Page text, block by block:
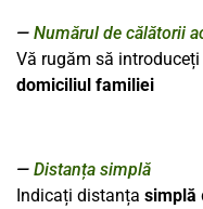
Numărul de călătorii
Vă rugăm să introduceți
domiciliul familiei
Distanța simplă
Indicați distanța simplă